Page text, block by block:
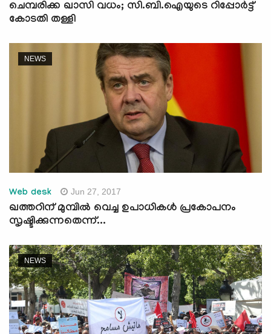
ചെമ്പരിക്ക ഖാസി വധം; സി.ബി.ഐയുടെ റിപ്പോര്‍ട്ട്
കോടതി തള്ളി
NEWS
Web desk Jun 27, 2017
ഖത്തറിന് മുമ്പില്‍ വെച്ച ഉപാധികള്‍ പ്രകോപനം
സൃഷ്ടിക്കുന്നതെന്ന്...
NEWS